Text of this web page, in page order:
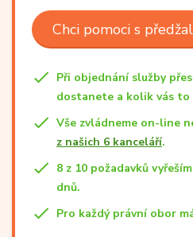
Chci pomoci s
Při objednání služby
dostanete a kolik vás
Vše zvládneme on-line
z našich 6 kanceláří.
8 z 10 požadavků
dnů.
Pro každý právní obor